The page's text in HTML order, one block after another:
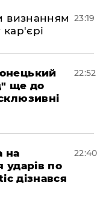
визнанням 23:19
ще до
22:52
на
ударів по
дізнався
22:40